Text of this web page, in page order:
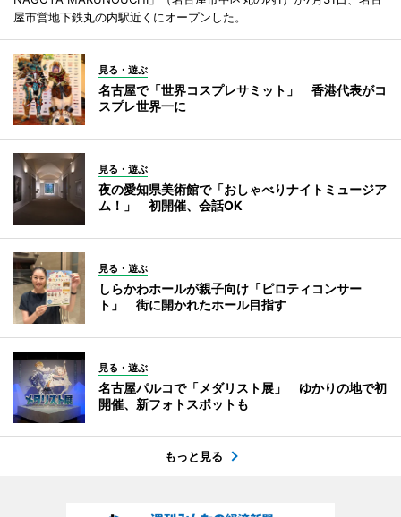
屋市営地下鉄丸の内駅近くにオープンした。
見る・遊ぶ
名古屋で「世界コスプレサミット」 香港代表がコ
スプレ世界一に
見る・遊ぶ
夜の愛知県美術館で「おしゃべりナイトミュージア
ム！」 初開催、会話OK
見る・遊ぶ
しらかわホールが親子向け「ピロティコンサー
ト」 街に開かれたホール目指す
見る・遊ぶ
名古屋パルコで「メダリスト展」 ゆかりの地で初
開催、新フォトスポットも
もっと見る